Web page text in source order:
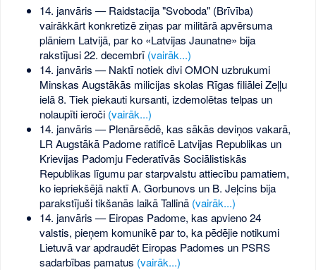
14. janvāris — Raidstacija "Svoboda" (Brīvība)
vairākkārt konkretizē ziņas par militārā apvērsuma
plāniem Latvijā, par ko «Latvijas Jaunatne» bija
rakstījusi 22. decembrī(vairāk...)
14. janvāris — Naktī notiek divi OMON uzbrukumi
Minskas Augstākās milicijas skolas Rīgas filiālei Zeļļu
ielā 8. Tiek piekauti kursanti, izdemolētas telpas un
nolaupīti ieroči (vairāk...)
14. janvāris — Plenārsēdē, kas sākās deviņos vakarā,
LR Augstākā Padome ratificē Latvijas Republikas un
Krievijas Padomju Federatīvās Sociālistiskās
Republikas līgumu par starpvalstu attiecību pamatiem,
ko iepriekšējā naktī A. Gorbunovs un B. Jeļcins bija
parakstījuši tikšanās laikā Tallinā (vairāk...)
14. janvāris — Eiropas Padome, kas apvieno 24
valstis, pieņem komunikē par to, ka pēdējie notikumi
Lietuvā var apdraudēt Eiropas Padomes un PSRS
sadarbības pamatus (vairāk...)